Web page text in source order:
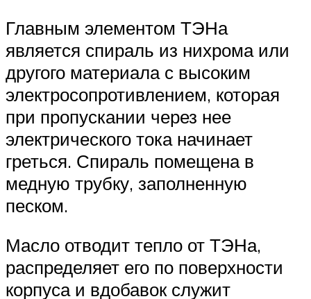
Главным элементом ТЭНа
является спираль из нихрома или
другого материала с высоким
электросопротивлением, которая
при пропускании через нее
электрического тока начинает
греться. Спираль помещена в
медную трубку, заполненную
песком.
Масло отводит тепло от ТЭНа,
распределяет его по поверхности
корпуса и вдобавок служит